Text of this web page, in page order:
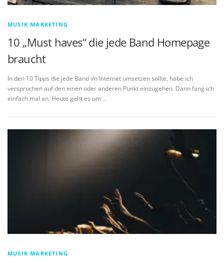
MUSIK MARKETING
10 „Must haves“ die jede Band Homepage
braucht
In den 10 Tipps die jede Band im Internet umsetzen sollte, habe ich
versprochen auf den einen oder anderen Punkt einzugehen. Dann fang ich
einfach mal an. Heute geht es um …
MUSIK MARKETING